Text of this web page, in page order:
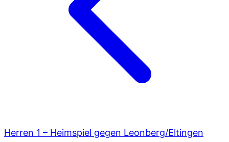
Herren 1 – Heimspiel gegen Leonberg/Eltingen